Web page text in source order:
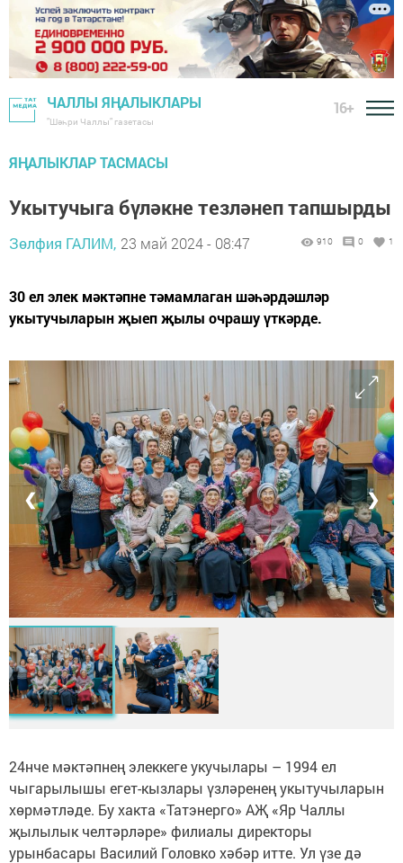
ЧАЛЛЫ ЯҢАЛЫКЛАРЫ
"Шәһри Чаллы" газетасы
16+
ЯҢАЛЫКЛАР ТАСМАСЫ
Укытучыга бүләкне тезләнеп тапшырды
Зөлфия ГАЛИМ, 23 май 2024 - 08:47 910 0 1
30 ел элек мәктәпне тәмамлаган шәһәрдәшләр
укытучыларын җыеп җылы очрашу үткәрде.
❮ ❯
24нче мәктәпнең элеккеге укучылары – 1994 ел
чыгарылышы егет-кызлары үзләренең укытучыларын
хөрмәтләде. Бу хакта «Татэнерго» АҖ «Яр Чаллы
җылылык челтәрләре» филиалы директоры
урынбасары Василий Головко хәбәр итте. Ул үзе дә